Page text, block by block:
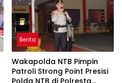
Berita
Wakapolda NTB Pimpin
Patroli Strong Point Presisi
Polda NTB di Polresta